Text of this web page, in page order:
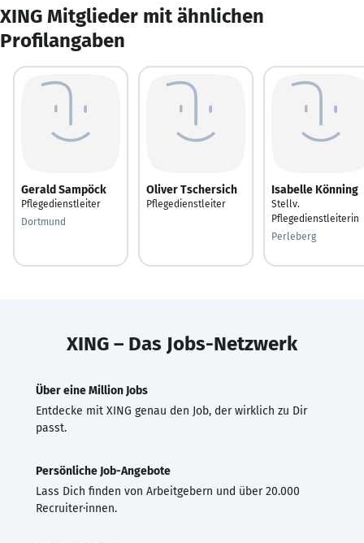
XING Mitglieder mit ähnlichen
Profilangaben
Gerald Sampöck
Pflegedienstleiter
Dortmund
Oliver Tschersich
Pflegedienstleiter
Isabelle Könning
Stellv.
Pflegedienstleiterin
Perleberg
XING – Das Jobs-Netzwerk
Über eine Million Jobs
Entdecke mit XING genau den Job, der wirklich zu Dir
passt.
Persönliche Job-Angebote
Lass Dich finden von Arbeitgebern und über 20.000
Recruiter·innen.